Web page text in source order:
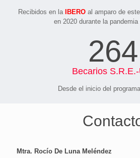
Recibidos en la IBERO al amparo de
en 2020 durante la pandemia
264
Becarios
Desde el inicio del
Mtra. Rocío De Luna Meléndez